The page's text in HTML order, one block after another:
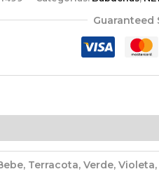
Guaranteed
Terracota, Verde,